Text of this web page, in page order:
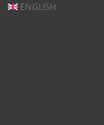
ENGLISH